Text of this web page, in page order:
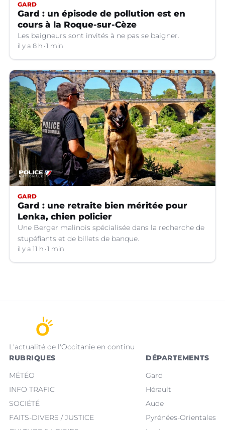
GARD
Gard : un épisode de pollution est en
cours à la Roque-sur-Cèze
Les baigneurs sont invités à ne pas se baigner.
il y a 8 h 1 min
GARD
Gard : une retraite bien méritée pour
Lenka, chien policier
Une Berger malinois spécialisée dans la recherche de
stupéfiants et de billets de banque.
il y a 11 h 1 min
L'actualité de l'Occitanie en continu
RUBRIQUES
MÉTÉO
INFO TRAFIC
SOCIÉTÉ
FAITS-DIVERS / JUSTICE
DÉPARTEMENTS
Gard
Hérault
Aude
Pyrénées-Orientales